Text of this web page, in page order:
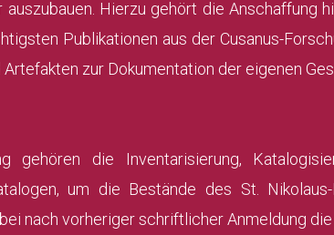
Hierzu gehört die Anschaffung
Publikationen aus der Cusanus-
zur Dokumentation der eigenen
gehören die Inventarisierung,
um die Bestände des St.
nach vorheriger schriftlicher Anmeldung